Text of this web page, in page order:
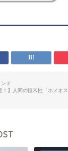
ンド
！】人間の恒常性「ホメオ